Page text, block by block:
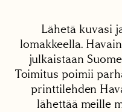
Lähetä kuvasi
lomakkeella.
julkaistaan
Toimitus poimii
printtilehden
lähettää meille